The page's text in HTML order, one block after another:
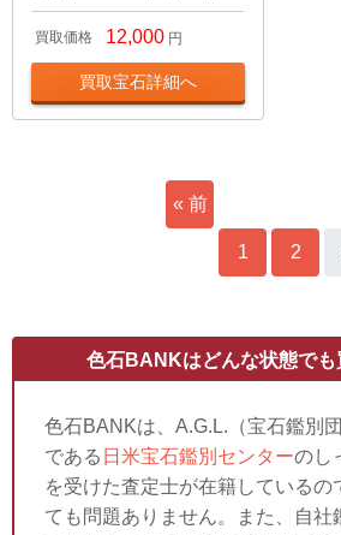
買取価格 12,000 円
買取宝石詳細へ
« 前
1 2
色石BANKはどんな状態でも
色石BANKは、A.G.L.（宝石鑑別
である 日米宝石鑑別センターのし
を受けた査定士が在籍しているの
ても問題ありません。また、自社